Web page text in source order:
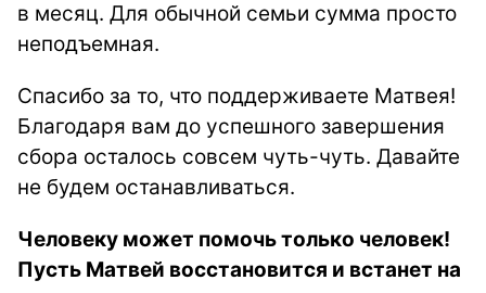
в месяц. Для обычной семьи сумма просто
неподъемная.
Спасибо за то, что поддерживаете Матвея!
Благодаря вам до успешного завершения
сбора осталось совсем чуть-чуть. Давайте
не будем останавливаться.
Человеку может помочь только человек!
Пусть Матвей восстановится и встанет на